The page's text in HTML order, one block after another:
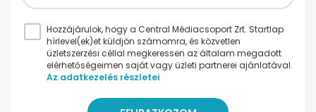
Hozzájárulok, hogy a Central Médiacsoport Zrt. Startlap
hírlevel(ek)et küldjön számomra, és közvetlen
üzletszerzési céllal megkeressen az általam megadott
elérhetőségeimen saját vagy üzleti partnerei ajánlatával.
Az adatkezelés részletei